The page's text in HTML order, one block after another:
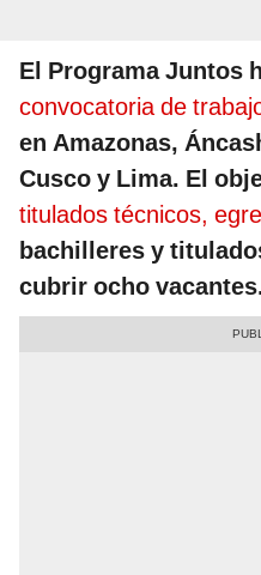
El Programa Juntos
convocatoria de
en Amazonas,
Cusco y Lima. El
titulados técnicos,
bachilleres y
cubrir ocho